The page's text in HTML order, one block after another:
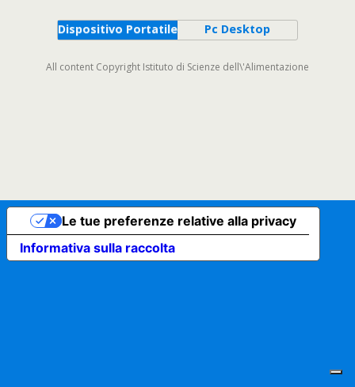
Dispositivo Portatile Pc Desktop
All content Copyright Istituto di Scienze dell\'Alimentazione
Informativa sulla raccolta
Le tue preferenze relative alla privacy